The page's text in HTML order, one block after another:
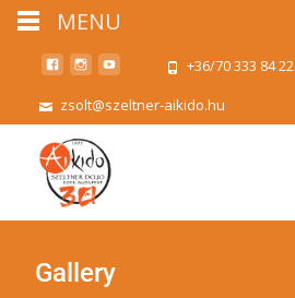
+36/70 333 84 22
zsolt@szeltner-aikido.hu
Gallery
MENU